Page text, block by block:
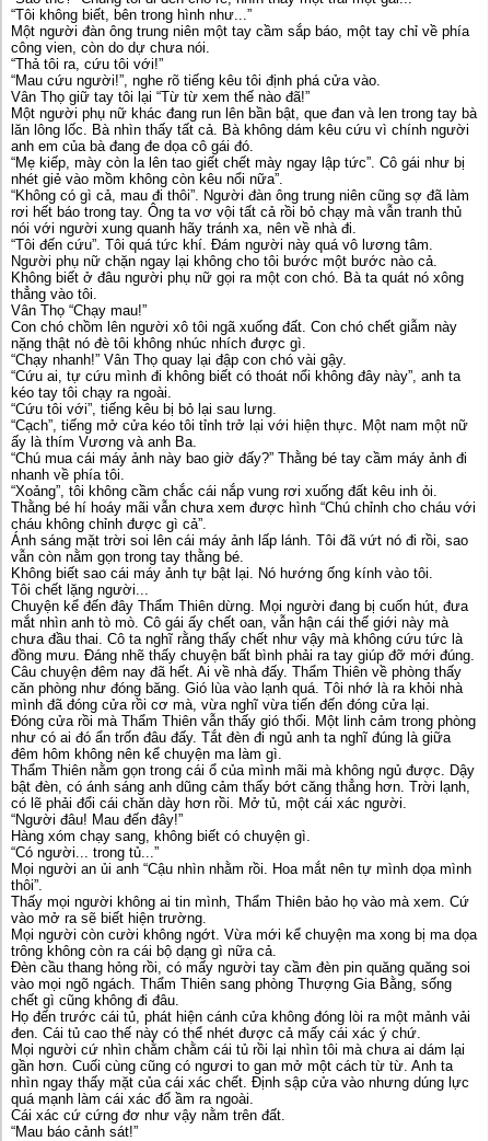
“Tôi không biết, bên trong hình như...”
Một người đàn ông trung niên một tay cầm sắp báo, một tay chỉ về phía
công vien, còn do dự chưa nói.
“Thả tôi ra, cứu tôi với!”
“Mau cứu người!”, nghe rõ tiếng kêu tôi định phá cửa vào.
Vân Thọ giữ tay tôi lại “Từ từ xem thế nào đã!”
Một người phụ nữ khác đang run lên bần bật, que đan và len trong tay bà
lăn lông lốc. Bà nhìn thấy tất cả. Bà không dám kêu cứu vì chính người
anh em của bà đang đe dọa cô gái đó.
“Mẹ kiếp, mày còn la lên tao giết chết mày ngay lập tức”. Cô gái như bị
nhét giẻ vào mồm không còn kêu nổi nữa”.
“Không có gì cả, mau đi thôi”. Người đàn ông trung niên cũng sợ đã làm
rơi hết báo trong tay. Ông ta vơ vội tất cả rồi bỏ chạy mà vẫn tranh thủ
nói với người xung quanh hãy tránh xa, nên về nhà đi.
“Tôi đến cứu”. Tôi quá tức khí. Đám người này quá vô lương tâm.
Người phụ nữ chặn ngay lại không cho tôi bước một bước nào cả.
Không biết ở đâu người phụ nữ gọi ra một con chó. Bà ta quát nó xông
thẳng vào tôi.
Vân Thọ “Chạy mau!”
Con chó chồm lên người xô tôi ngã xuống đất. Con chó chết giẫm này
nặng thật nó đè tôi không nhúc nhích được gì.
“Chạy nhanh!” Vân Thọ quay lại đập con chó vài gậy.
“Cứu ai, tự cứu mình đi không biết có thoát nổi không đây này”, anh ta
kéo tay tôi chạy ra ngoài.
“Cứu tôi với”, tiếng kêu bị bỏ lại sau lưng.
“Cạch”, tiếng mở cửa kéo tôi tỉnh trở lại với hiện thực. Một nam một nữ
ấy là thím Vương và anh Ba.
“Chú mua cái máy ảnh này bao giờ đấy?” Thằng bé tay cầm máy ảnh đi
nhanh về phía tôi.
“Xoảng”, tôi không cầm chắc cái nắp vung rơi xuống đất kêu inh ỏi.
Thằng bé hí hoáy mãi vẫn chưa xem được hình “Chú chỉnh cho cháu với
cháu không chỉnh được gì cả”.
Ánh sáng mặt trời soi lên cái máy ảnh lấp lánh. Tôi đã vứt nó đi rồi, sao
vẫn còn nằm gọn trong tay thằng bé.
Không biết sao cái máy ảnh tự bật lại. Nó hướng ống kính vào tôi.
Tôi chết lặng người...
Chuyện kể đến đây Thẩm Thiên dừng. Mọi người đang bị cuốn hút, đưa
mắt nhìn anh tò mò. Cô gái ấy chết oan, vẫn hận cái thế giới này mà
chưa đầu thai. Cô ta nghĩ rằng thấy chết như vậy mà không cứu tức là
đồng mưu. Đáng nhẽ thấy chuyện bất bình phải ra tay giúp đỡ mới đúng.
Câu chuyện đêm nay đã hết. Ai về nhà đấy. Thẩm Thiên về phòng thấy
căn phòng như đóng băng. Gió lùa vào lạnh quá. Tôi nhớ là ra khỏi nhà
mình đã đóng cửa rồi cơ mà, vừa nghĩ vừa tiến đến đóng cửa lại.
Đóng cửa rồi mà Thẩm Thiên vẫn thấy gió thổi. Một linh cảm trong phòng
như có ai đó ẩn trốn đâu đấy. Tắt đèn đi ngủ anh ta nghĩ đúng là giữa
đêm hôm không nên kể chuyện ma làm gì.
Thẩm Thiên nằm gọn trong cái ổ của mình mãi mà không ngủ được. Dậy
bật đèn, có ánh sáng anh dũng cảm thấy bớt căng thẳng hơn. Trời lạnh,
có lẽ phải đổi cái chăn dày hơn rồi. Mở tủ, một cái xác người.
“Người đâu! Mau đến đây!”
Hàng xóm chạy sang, không biết có chuyện gì.
“Có người... trong tủ...”
Mọi người an ủi anh “Cậu nhìn nhằm rồi. Hoa mắt nên tự mình dọa mình
thôi”.
Thấy mọi người không ai tin mình, Thẩm Thiên bảo họ vào mà xem. Cứ
vào mở ra sẽ biết hiện trường.
Mọi người còn cười không ngớt. Vừa mới kể chuyện ma xong bị ma dọa
trông không còn ra cái bộ dạng gì nữa cả.
Đèn cầu thang hỏng rồi, có mấy người tay cầm đèn pin quăng quăng soi
vào mọi ngõ ngách. Thẩm Thiên sang phòng Thượng Gia Bằng, sống
chết gì cũng không đi đâu.
Họ đến trước cái tủ, phát hiện cánh cửa không đóng lòi ra một mảnh vải
đen. Cái tủ cao thế này có thể nhét được cả mấy cái xác ý chứ.
Mọi người cứ nhìn chằm chằm cái tủ rồi lại nhìn tôi mà chưa ai dám lại
gần hơn. Cuối cùng cũng có ngươi to gan mở một cách từ từ. Anh ta
nhìn ngay thấy mặt của cái xác chết. Định sập cửa vào nhưng dúng lực
quá mạnh làm cái xác đổ ầm ra ngoài.
Cái xác cứ cứng đơ như vậy nằm trên đất.
“Mau báo cảnh sát!”